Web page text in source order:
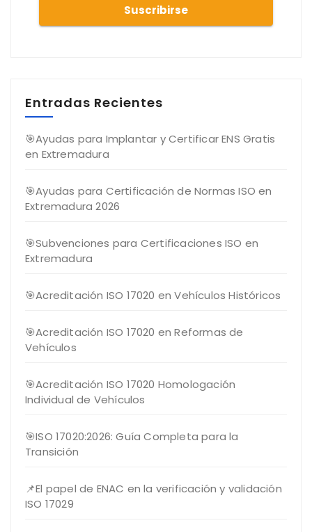
Entradas Recientes
🎯Ayudas para Implantar y Certificar ENS Gratis
en Extremadura
🎯Ayudas para Certificación de Normas ISO en
Extremadura 2026
🎯Subvenciones para Certificaciones ISO en
Extremadura
🎯Acreditación ISO 17020 en Vehículos Históricos
🎯Acreditación ISO 17020 en Reformas de
Vehículos
🎯Acreditación ISO 17020 Homologación
Individual de Vehículos
🎯ISO 17020:2026: Guía Completa para la
Transición
📌El papel de ENAC en la verificación y validación
ISO 17029